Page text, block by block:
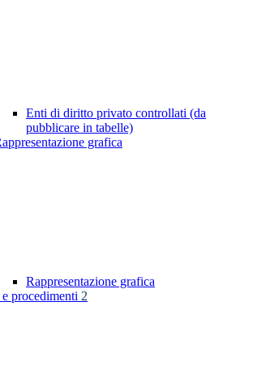
Enti di diritto privato controllati (da
pubblicare in tabelle)
grafica
Rappresentazione grafica
procedimenti 2